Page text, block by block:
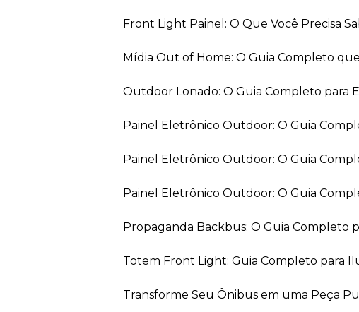
Front Light Painel: O Que Você Precisa
Mídia Out of Home: O Guia Completo
Outdoor Lonado: O Guia Completo para
Painel Eletrônico Outdoor: O Guia
Painel Eletrônico Outdoor: O Guia
Painel Eletrônico Outdoor: O Guia
Propaganda Backbus: O Guia Completo
Totem Front Light: Guia Completo para
Transforme Seu Ônibus em uma Peça